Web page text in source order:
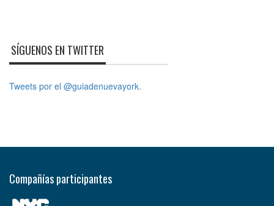
SÍGUENOS EN TWITTER
Tweets por el @guiadenuevayork.
Compañías participantes